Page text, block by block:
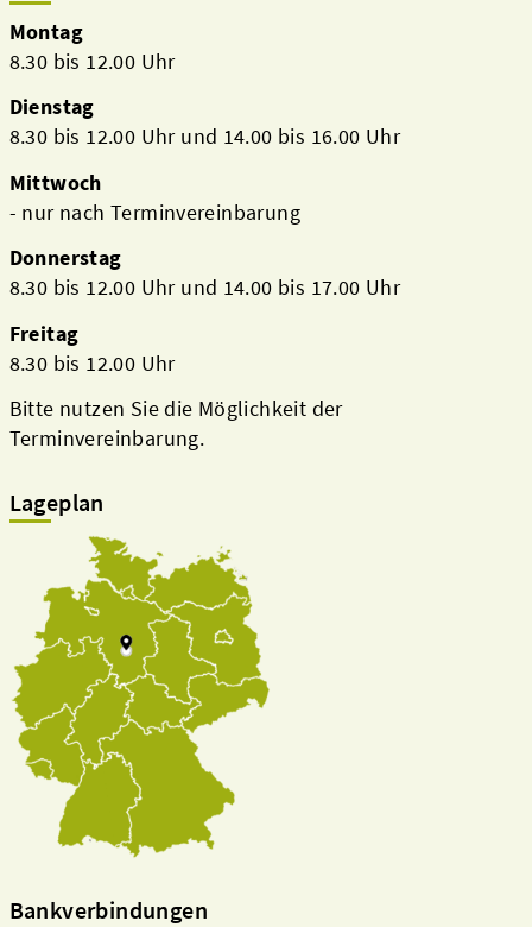
Montag
8.30 bis 12.00 Uhr
Dienstag
8.30 bis 12.00 Uhr und 14.00 bis 16.00 Uhr
Mittwoch
- nur nach Terminvereinbarung
Donnerstag
8.30 bis 12.00 Uhr und 14.00 bis 17.00 Uhr
Freitag
8.30 bis 12.00 Uhr
Bitte nutzen Sie die Möglichkeit der
Terminvereinbarung.
Lageplan
Bankverbindungen